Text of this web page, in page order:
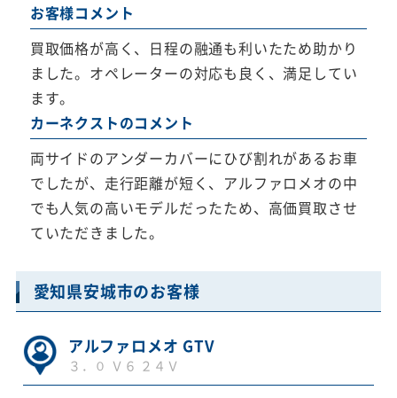
お客様コメント
買取価格が高く、日程の融通も利いたため助かり
ました。オペレーターの対応も良く、満足してい
ます。
カーネクストのコメント
両サイドのアンダーカバーにひび割れがあるお車
でしたが、走行距離が短く、アルファロメオの中
でも人気の高いモデルだったため、高価買取させ
ていただきました。
愛知県安城市のお客様
アルファロメオ GTV
３．０ Ｖ６ ２４Ｖ